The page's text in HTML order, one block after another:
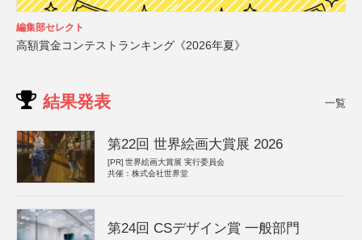
編集部セレクト
高額賞金コンテストランキング《2026年夏》
結果発表 一覧
第22回 世界絵画大賞展 2026
[PR] 世界絵画大賞展 実行委員会
共催：株式会社世界堂
第24回 CSデザイン賞 一般部門